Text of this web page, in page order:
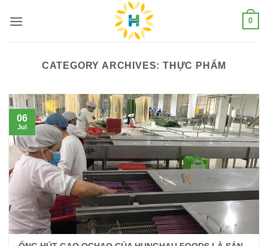
0
CATEGORY ARCHIVES: THỰC PHẨM
06
Jul